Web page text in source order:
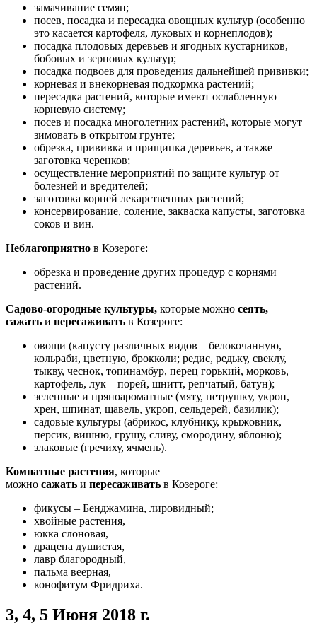
замачивание семян;
посев, посадка и пересадка овощных культур (особенно
это касается картофеля, луковых и корнеплодов);
посадка плодовых деревьев и ягодных кустарников,
бобовых и зерновых культур;
посадка подвоев для проведения дальнейшей прививки;
корневая и внекорневая подкормка растений;
пересадка растений, которые имеют ослабленную
корневую систему;
посев и посадка многолетних растений, которые могут
зимовать в открытом грунте;
обрезка, прививка и прищипка деревьев, а также
заготовка черенков;
осуществление мероприятий по защите культур от
болезней и вредителей;
заготовка корней лекарственных растений;
консервирование, соление, закваска капусты, заготовка
соков и вин.
Неблагоприятно в Козероге:
обрезка и проведение других процедур с корнями
растений.
Садово-огородные культуры, которые можно сеять,
сажать и пересаживать в Козероге:
овощи (капусту различных видов – белокочанную,
кольраби, цветную, брокколи; редис, редьку, свеклу,
тыкву, чеснок, топинамбур, перец горький, морковь,
картофель, лук – порей, шнитт, репчатый, батун);
зеленные и пряноароматные (мяту, петрушку, укроп,
хрен, шпинат, щавель, укроп, сельдерей, базилик);
садовые культуры (абрикос, клубнику, крыжовник,
персик, вишню, грушу, сливу, смородину, яблоню);
злаковые (гречиху, ячмень).
Комнатные растения, которые
можно сажать и пересаживать в Козероге:
фикусы – Бенджамина, лировидный;
хвойные растения,
юкка слоновая,
драцена душистая,
лавр благородный,
пальма веерная,
конофитум Фридриха.
3, 4, 5 Июня 2018 г.